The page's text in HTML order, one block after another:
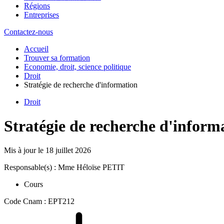
Régions
Entreprises
Contactez-nous
Accueil
Trouver sa formation
Economie, droit, science politique
Droit
Stratégie de recherche d'information
Droit
Stratégie de recherche
Mis à jour le 18 juillet 2026
Responsable(s) : Mme Héloïse PETIT
Cours
Code Cnam : EPT212